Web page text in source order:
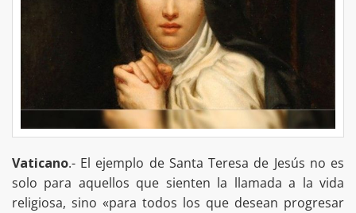
Vaticano.- El ejemplo de Santa Teresa de Jesús no es
solo para aquellos que sienten la llamada a la vida
religiosa, sino «para todos los que desean progresar